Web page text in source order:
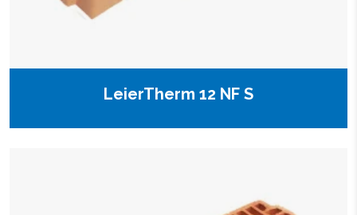
LeierTherm 12 NF S